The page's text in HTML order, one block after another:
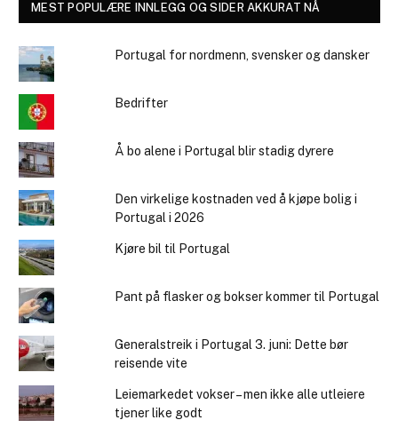
MEST POPULÆRE INNLEGG OG SIDER AKKURAT NÅ
Portugal for nordmenn, svensker og dansker
Bedrifter
Å bo alene i Portugal blir stadig dyrere
Den virkelige kostnaden ved å kjøpe bolig i
Portugal i 2026
Kjøre bil til Portugal
Pant på flasker og bokser kommer til Portugal
Generalstreik i Portugal 3. juni: Dette bør
reisende vite
Leiemarkedet vokser – men ikke alle utleiere
tjener like godt